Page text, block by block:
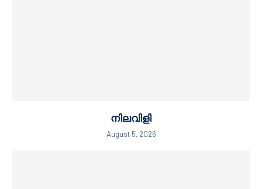
നിലവിളി
August 5, 2026